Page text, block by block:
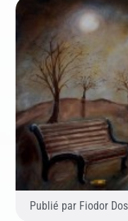
Publié par Fiodor